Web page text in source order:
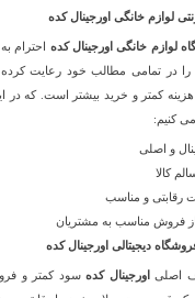
لوازم خانگی اورجینال کده
لوازم خانگی اورجینال کده احترام
در تمامی مطالب خود رعایت
کمتر و خرید بیشتر است. که در
می کنیم:
و اصلی
کالا
رقابتی و مناسب
فروش مناسب به مشتریان
دیجیتالی اورجینال کده
اصلی اورجینال کدهسود کمتر و